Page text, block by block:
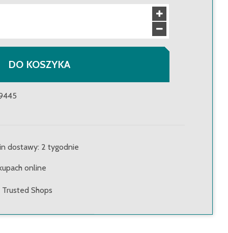
DO KOSZYKA
dostawy: 2 tygodnie
online
Shops